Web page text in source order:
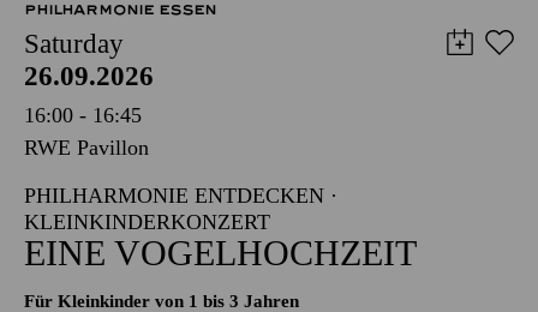
PHILHARMONIE ESSEN
Saturday
26.09.2026
16:00 - 16:45
RWE Pavillon
PHILHARMONIE ENTDECKEN ·
KLEINKINDERKONZERT
EINE VOGELHOCHZEIT
Für Kleinkinder von 1 bis 3 Jahren